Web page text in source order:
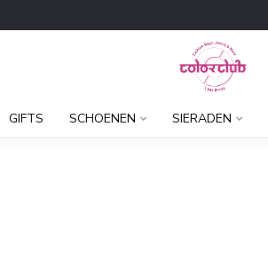
GIFTS SCHOENEN SIERADEN